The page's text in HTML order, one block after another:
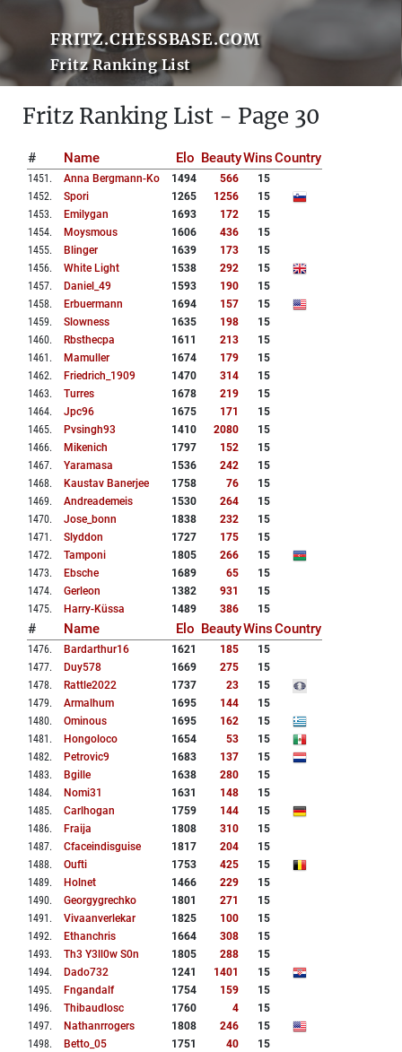
FRITZ.CHESSBASE.COM
Fritz Ranking List
Fritz Ranking List - Page 30
# Name Elo BeautyWinsCountry
1451 . Anna Bergmann-Ko 1494 566
15
1452. Spori 1265 1256
15
1453. Emilygan 1693 172
15
1454. Moysmous 1606 436
15
1455. Blinger 1639 173
15
1456. White Light 1538 292
15
1457. Daniel_49 1593 190
15
1458. Erbuermann 1694 157
15
1459. Slowness 1635 198
15
1460. Rbsthecpa 1611 213
15
1461 . Mamuller 1674 179
15
1462. Friedrich_1909 1470 314
15
1463. Turres 1678 219
15
1464. Jpc96 1675 171
15
1465. Pvsingh93 1410 2080
15
1466. Mikenich 1797 152
15
1467. Yaramasa 1536 242
15
1468. Kaustav Banerjee 1758 76
15
1469. Andreademeis 1530 264
15
1470. Jose_bonn 1838 232
15
1471 . Slyddon 1727 175
15
1472. Tamponi 1805 266
15
1473. Ebsche 1689 65
15
1474. Gerleon 1382 931
15
1475. Harry-Küssa 1489 386 15
# Name Elo BeautyWinsCountry
1476. Bardarthur16 1621 185
15
1477. Duy578 1669 275
15
1478. Rattle2022 1737 23
15
1479. Armalhum 1695 144
15
1480. Ominous 1695 162
15
1481 . Hongoloco 1654 53
15
1482. Petrovic9 1683 137
15
1483. Bgille 1638 280
15
1484. Nomi31 1631 148
15
1485. Carlhogan 1759 144
15
1486. Fraija 1808 310
15
1487. Cfaceindisguise 1817 204
15
1488. Oufti 1753 425
15
1489. Holnet 1466 229
15
1490. Georgygrechko 1801 271
15
1491 . Vivaanverlekar 1825 100
15
1492. Ethanchris 1664 308
15
1493. Th3 Y3ll0w S0n 1805 288
15
1494. Dado732 1241 1401
15
1495. Fngandalf 1754 159
15
1496. Thibaudlosc 1760 4
15
1497. Nathanrrogers 1808 246
15
1498. Betto_05 1751 40
15